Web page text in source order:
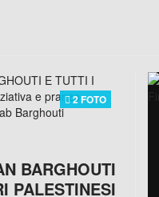
2 FOTO
BARGHOUTI
PALESTINESI